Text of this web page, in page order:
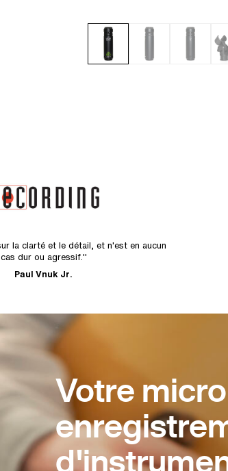
la clarté et le détail, et n'est en aucun
cas dur ou agressif."
Paul Vnuk Jr.
Votre